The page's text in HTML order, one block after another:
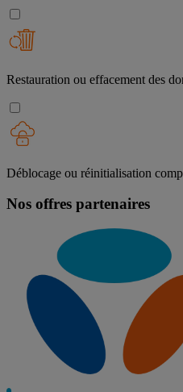
Restauration ou effacement des
Déblocage ou réinitialisation
Nos offres partenaires